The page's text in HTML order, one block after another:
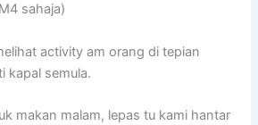
sahaja)
activity am orang di tepian
kapal semula.
makan malam, lepas tu kami hantar